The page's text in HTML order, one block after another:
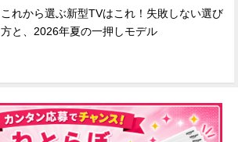
これから選ぶ新型TVはこれ！失敗しない選び
方と、2026年夏の一押しモデル